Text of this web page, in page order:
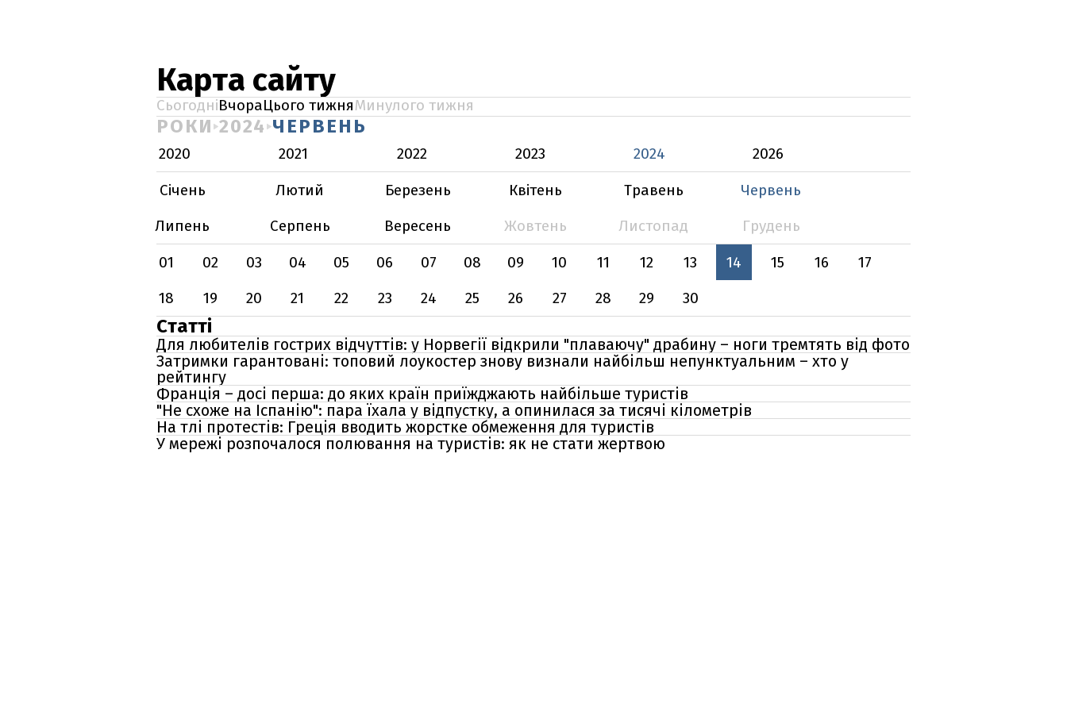
Карта сайту
СьогодніВчораЦього тижняМинулого тижня
РОКИ 2024 ЧЕРВЕНЬ
2020 2021 2022 2023 2024
2026
Січень
Лютий Березень Квітень Травень
Червень
Липень
Серпень Вересень Жовтень Листопад
Грудень
01
02 03 04 05 06 07 08 09 10 11 12 13 14 15 16
17
18
19 20 21 22 23 24 25 26 27 28 29 30
Статті
Для любителів гострих відчуттів: у Норвегії відкрили "плаваючу" драбину – ноги тремтять від фото
Затримки гарантовані: топовий лоукостер знову визнали найбільш непунктуальним – хто у
рейтингу
Франція – досі перша: до яких країн приїжджають найбільше туристів
"Не схоже на Іспанію": пара їхала у відпустку, а опинилася за тисячі кілометрів
На тлі протестів: Греція вводить жорстке обмеження для туристів
У мережі розпочалося полювання на туристів: як не стати жертвою